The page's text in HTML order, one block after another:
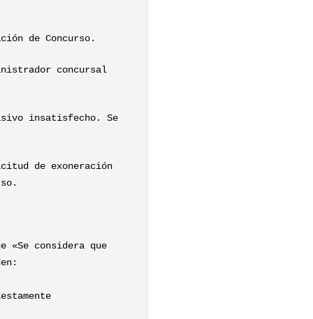
de Concurso.
concursal
insatisfecho. Se
de exoneración
«Se considera que